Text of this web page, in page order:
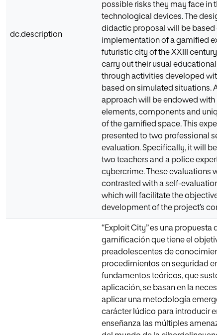
dc.description
possible risks they may face in
technological devices. The
didactic proposal will be based
implementation of a gamified
futuristic city of the XXIII century.
carry out their usual educational
through activities developed with
based on simulated situations.
approach will be endowed with
elements, components and
of the gamified space. This
presented to two professional
evaluation. Specifically, it will be
two teachers and a police expert
cybercrime. These evaluations
contrasted with a self-evaluation
which will facilitate the objective
development of the project’s
“Exploit City” es una propuesta de
gamificación que tiene el
preadolescentes de
procedimientos en seguridad en
fundamentos teóricos, que
aplicación, se basan en la
aplicar una metodología
carácter lúdico para introducir en
enseñanza las múltiples